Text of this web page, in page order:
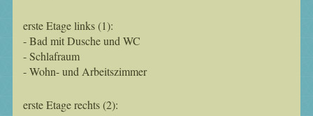
erste Etage links (1):
- Bad mit Dusche und WC
- Schlafraum
- Wohn- und Arbeitszimmer
erste Etage rechts (2):